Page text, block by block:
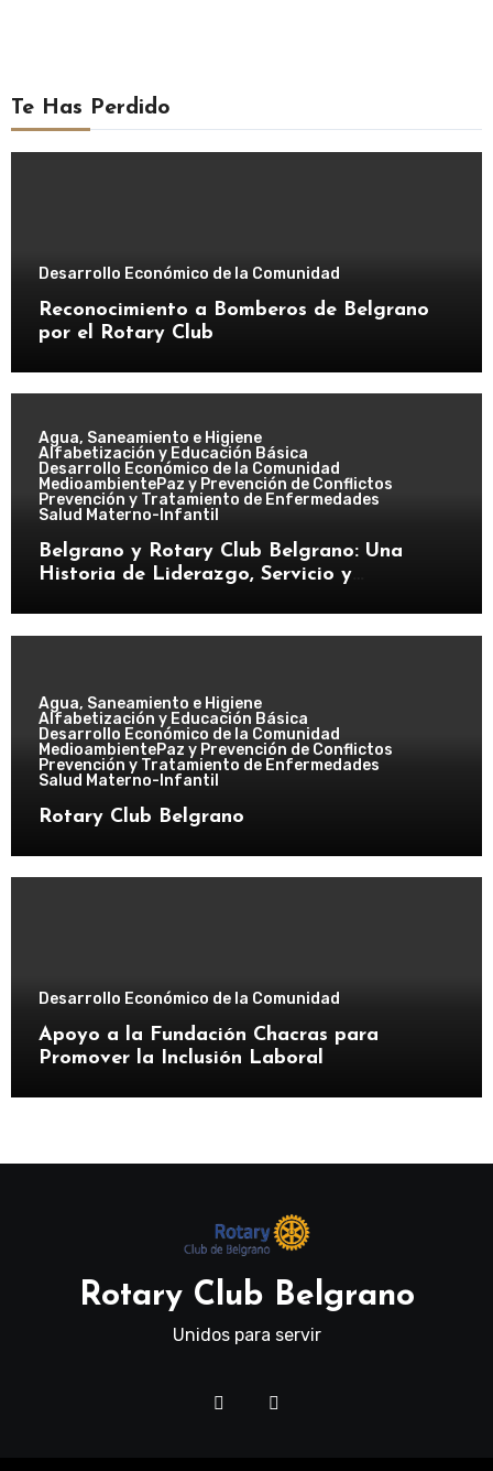
Te Has Perdido
Desarrollo Económico de la Comunidad
Reconocimiento a Bomberos de Belgrano
por el Rotary Club
Agua, Saneamiento e Higiene
Alfabetización y Educación Básica
Desarrollo Económico de la Comunidad
MedioambientePaz y Prevención de Conflictos
Prevención y Tratamiento de Enfermedades
Salud Materno-Infantil
Belgrano y Rotary Club Belgrano: Una
Historia de Liderazgo, Servicio y
Agua, Saneamiento e Higiene
Alfabetización y Educación Básica
Desarrollo Económico de la Comunidad
MedioambientePaz y Prevención de Conflictos
Prevención y Tratamiento de Enfermedades
Salud Materno-Infantil
Rotary Club Belgrano
Desarrollo Económico de la Comunidad
Apoyo a la Fundación Chacras para
Promover la Inclusión Laboral
Rotary Club Belgrano
Unidos para servir